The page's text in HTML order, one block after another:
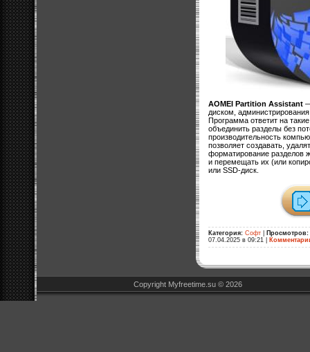
AOMEI Partition Assistant
диском,
Программа ответит на
объединить разделы без
производительность
позволяет создавать,
форматирование разделов
и перемещать их (или
или SSD-диск.
Категория: Софт Просмотров:
07.04.2025 в 09:21
Copyright Myfreetime.su © 2026